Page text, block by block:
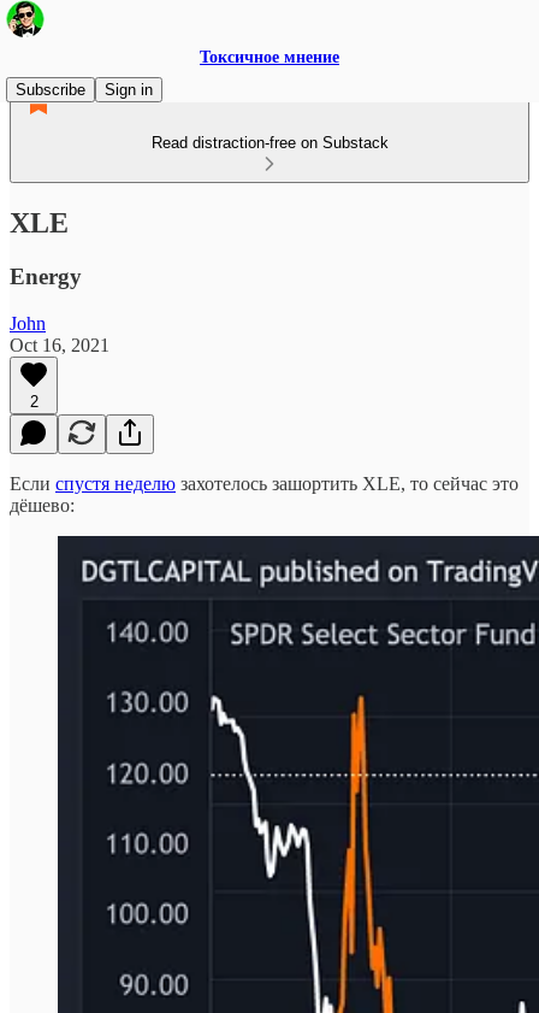
Токсичное мнение
Subscribe
Sign in
Read distraction-free on Substack
XLE
Energy
John
Oct 16, 2021
2
Если спустя неделю захотелось зашортить XLE, то сейчас это
дёшево: